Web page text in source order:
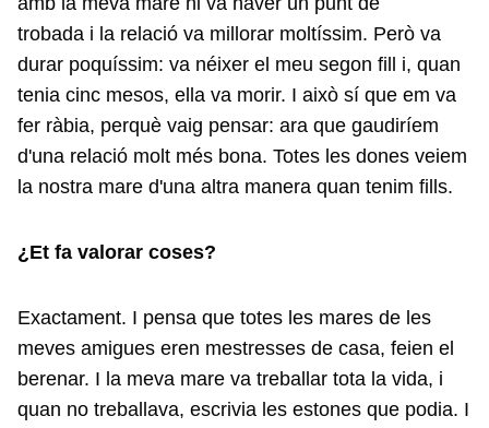
trobada i la relació va millorar moltíssim. Però va
durar poquíssim: va néixer el meu segon fill i, quan
tenia cinc mesos, ella va morir. I això sí que em va
fer ràbia, perquè vaig pensar: ara que gaudiríem
d'una relació molt més bona. Totes les dones veiem
la nostra mare d'una altra manera quan tenim fills.
¿Et fa valorar coses?
Exactament. I pensa que totes les mares de les
meves amigues eren mestresses de casa, feien el
berenar. I la meva mare va treballar tota la vida, i
quan no treballava, escrivia les estones que podia. I